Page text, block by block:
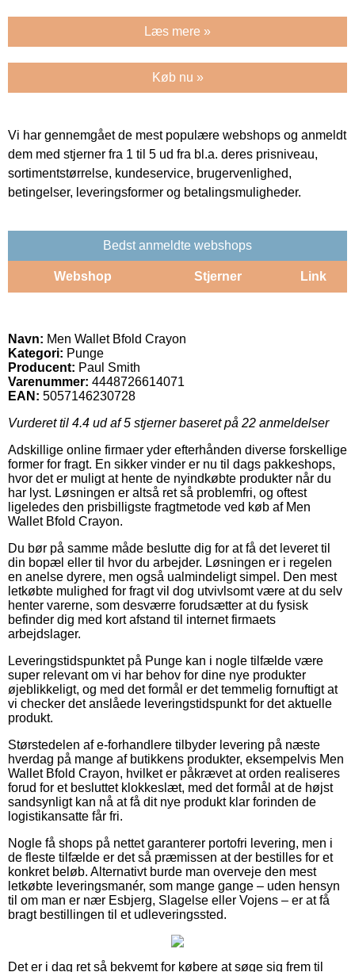
Læs mere »
Køb nu »
Vi har gennemgået de mest populære webshops og anmeldt
dem med stjerner fra 1 til 5 ud fra bl.a. deres prisniveau,
sortimentstørrelse, kundeservice, brugervenlighed,
betingelser, leveringsformer og betalingsmuligheder.
Bedst anmeldte webshops
Webshop Stjerner Link
Navn: Men Wallet Bfold Crayon
Kategori: Punge
Producent: Paul Smith
Varenummer: 4448726614071
EAN: 5057146230728
Vurderet til 4.4 ud af 5 stjerner baseret på 22 anmeldelser
Adskillige online firmaer yder efterhånden diverse forskellige
former for fragt. En sikker vinder er nu til dags pakkeshops,
hvor det er muligt at hente de nyindkøbte produkter når du
har lyst. Løsningen er altså ret så problemfri, og oftest
ligeledes den prisbilligste fragtmetode ved køb af Men
Wallet Bfold Crayon.
Du bør på samme måde beslutte dig for at få det leveret til
din bopæl eller til hvor du arbejder. Løsningen er i regelen
en anelse dyrere, men også ualmindeligt simpel. Den mest
letkøbte mulighed for fragt vil dog utvivlsomt være at du selv
henter varerne, som desværre forudsætter at du fysisk
befinder dig med kort afstand til internet firmaets
arbejdslager.
Leveringstidspunktet på Punge kan i nogle tilfælde være
super relevant om vi har behov for dine nye produkter
øjeblikkeligt, og med det formål er det temmelig fornuftigt at
vi checker det anslåede leveringstidspunkt for det aktuelle
produkt.
Størstedelen af e-forhandlere tilbyder levering på næste
hverdag på mange af butikkens produkter, eksempelvis Men
Wallet Bfold Crayon, hvilket er påkrævet at orden realiseres
forud for et besluttet klokkeslæt, med det formål at de højst
sandsynligt kan nå at få dit nye produkt klar forinden de
logistikansatte får fri.
Nogle få shops på nettet garanterer portofri levering, men i
de fleste tilfælde er det så præmissen at der bestilles for et
konkret beløb. Alternativt burde man overveje den mest
letkøbte leveringsmanér, som mange gange – uden hensyn
til om man er nær Esbjerg, Slagelse eller Vojens – er at få
bragt bestillingen til et udleveringssted.
Det er i dag ret så bekvemt for købere at søge sig frem til